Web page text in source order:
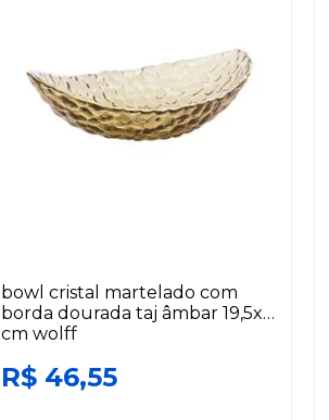
bowl cristal martelado com
borda dourada taj âmbar 19,5x11
cm wolff
R$ 46,55